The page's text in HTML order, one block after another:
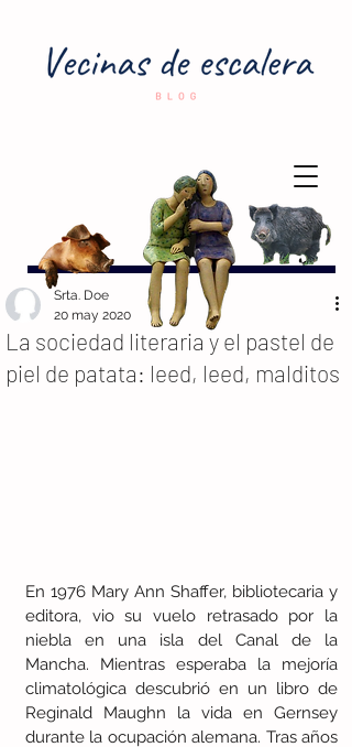
La sociedad literaria y el pastel de
piel de patata: leed, leed, malditos
Srta. Doe
20 may 2020
En 1976 Mary Ann Shaffer, bibliotecaria y
editora, vio su vuelo retrasado por la
niebla en una isla del Canal de la
Mancha. Mientras esperaba la mejoría
climatológica descubrió en un libro de
Reginald Maughn la vida en Gernsey
durante la ocupación alemana. Tras años